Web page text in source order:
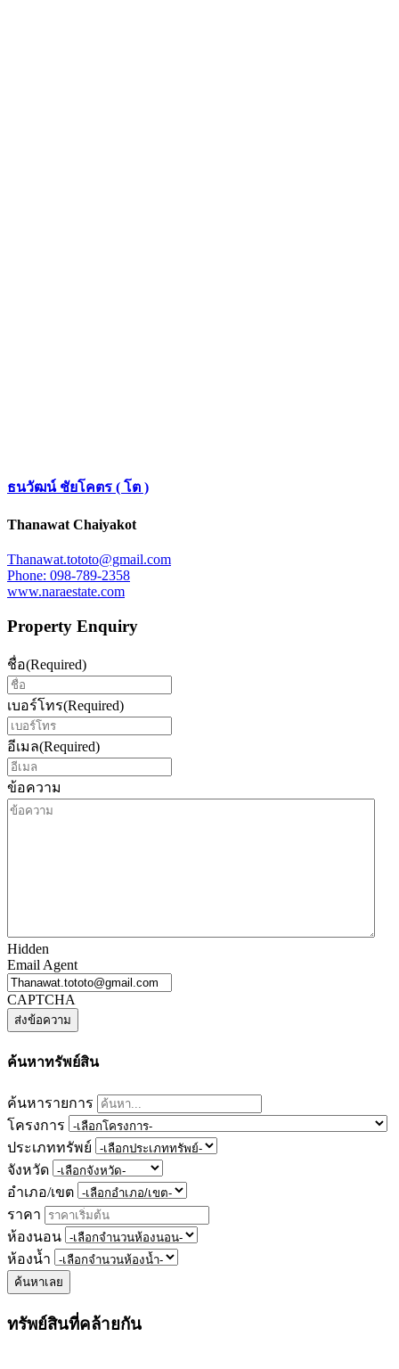
ธนวัฒน์ ชัยโคตร ( โต )
Thanawat Chaiyakot
Thanawat.tototo@gmail.com
Phone: 098-789-2358
www.naraestate.com
Property Enquiry
ชื่อ(Required)
เบอร์โทร(Required)
อีเมล(Required)
ข้อความ
Hidden
Email Agent
CAPTCHA
ค้นหาทรัพย์สิน
ค้นหารายการ
โครงการ
ประเภททรัพย์
จังหวัด
อำเภอ/เขต
ราคา
ห้องนอน
ห้องน้ำ
ค้นหาเลย
ทรัพย์สินที่คล้ายกัน